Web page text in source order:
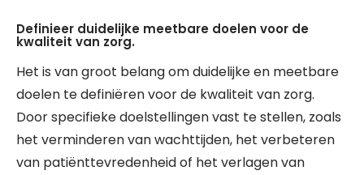
Definieer duidelijke meetbare doelen voor de
kwaliteit van zorg.
Het is van groot belang om duidelijke en meetbare
doelen te definiëren voor de kwaliteit van zorg.
Door specifieke doelstellingen vast te stellen, zoals
het verminderen van wachttijden, het verbeteren
van patiënttevredenheid of het verlagen van